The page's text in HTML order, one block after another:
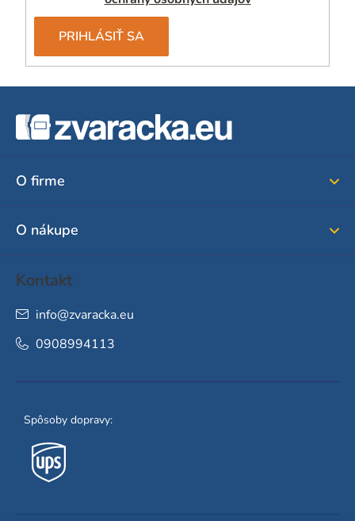
PRIHLÁSIŤ SA
O firme
O nákupe
Kontakt
info@zvaracka.eu
0908994113
Spôsoby dopravy: